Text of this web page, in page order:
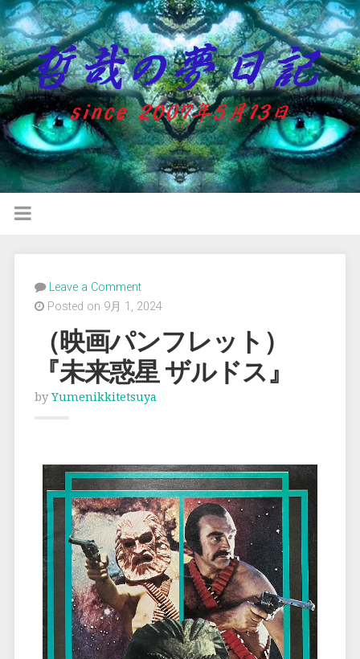
Leave a Comment
Posted on 9月 1, 2024
（映画パンフレット）
『未来惑星 ザルドス』
byYumenikkitetsuya